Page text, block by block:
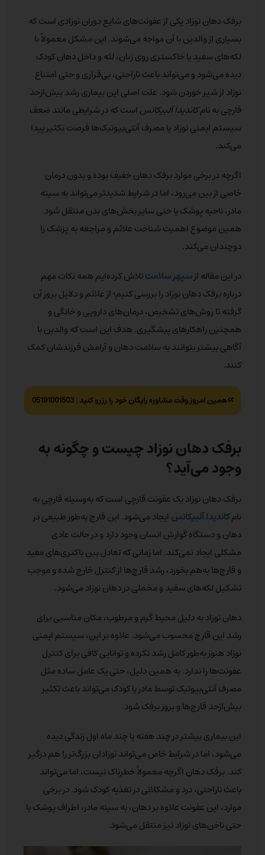
برفک دهان نوزاد یکی از عفونت‌های شایع دوران نوزادی است که
بسیاری از والدین با آن مواجه می‌شوند. این مشکل معمولاً با
لکه‌های سفید یا خاکستری روی زبان، لثه و داخل دهان کودک
دیده می‌شود و می‌تواند باعث ناراحتی، بی‌قراری و حتی امتناع
نوزاد از شیر خوردن شود. علت اصلی این بیماری رشد بیش‌ازحد
قارچی به نامکاندیدا آلبیکانس است که در شرایطی مانند ضعف
سیستم ایمنی نوزاد یا مصرف آنتی‌بیوتیک‌ها فرصت تکثیر پیدا
می‌کند.
اگرچه در برخی موارد برفک دهان خفیف بوده و بدون درمان
خاصی از بین می‌رود، اما در شرایط شدیدتر می‌تواند به سینه
مادر، ناحیه پوشک یا حتی سایر بخش‌های بدن منتقل شود.
همین موضوع اهمیت شناخت علائم و مراجعه به پزشک را
دوچندان می‌کند.
در این مقاله ازسپهر سلامتتلاش کرده‌ایم همه نکات مهم
درباره برفک دهان نوزاد را بررسی کنیم؛ از علائم و دلایل بروز آن
گرفته تا روش‌های تشخیص، درمان‌های دارویی و خانگی و
همچنین راهکارهای پیشگیری. هدف این است که والدین با
آگاهی بیشتر بتوانند به سلامت دهان و آرامش فرزندشان کمک
کنند.
همین امروز وقت مشاوره رایگان خود را رزرو کنید|
05191001503
برفک دهان نوزاد چیست و چگونه به
وجود می‌آید؟
برفک دهان نوزاد یک عفونت قارچی است که به‌وسیله قارچی به
نامکاندیدا آلبیکانس ایجاد می‌شود. این قارچ به‌طور طبیعی در
دهان و دستگاه گوارش انسان وجود دارد و در حالت عادی
مشکلی ایجاد نمی‌کند. اما زمانی که تعادل بین باکتری‌های مفید
و قارچ‌ها به‌هم بخورد، رشد قارچ‌ها از کنترل خارج شده و موجب
تشکیل لکه‌های سفید و مخملی در دهان نوزاد می‌شود.
دهان نوزاد به دلیل محیط گرم و مرطوب، مکان مناسبی برای
رشد این قارچ محسوب می‌شود. علاوه بر این، سیستم ایمنی
نوزاد هنوز به‌طور کامل رشد نکرده و توانایی کافی برای کنترل
عفونت‌ها را ندارد. به همین دلیل، حتی یک عامل ساده مثل
مصرف آنتی‌بیوتیک توسط مادر یا کودک می‌تواند باعث تکثیر
بیش‌ازحد قارچ‌ها و بروز برفک شود.
این بیماری بیشتر در چند هفته یا چند ماه اول زندگی دیده
می‌شود، اما در شرایط خاص می‌تواند نوزادان بزرگ‌تر را هم درگیر
کند. برفک دهان اگرچه معمولاً خطرناک نیست، اما می‌تواند
باعث ناراحتی، درد و مشکلاتی در تغذیه کودک شود. در برخی
موارد، این عفونت علاوه بر دهان، به سینه مادر، اطراف پوشک یا
حتی ناخن‌های نوزاد نیز منتقل می‌شود.